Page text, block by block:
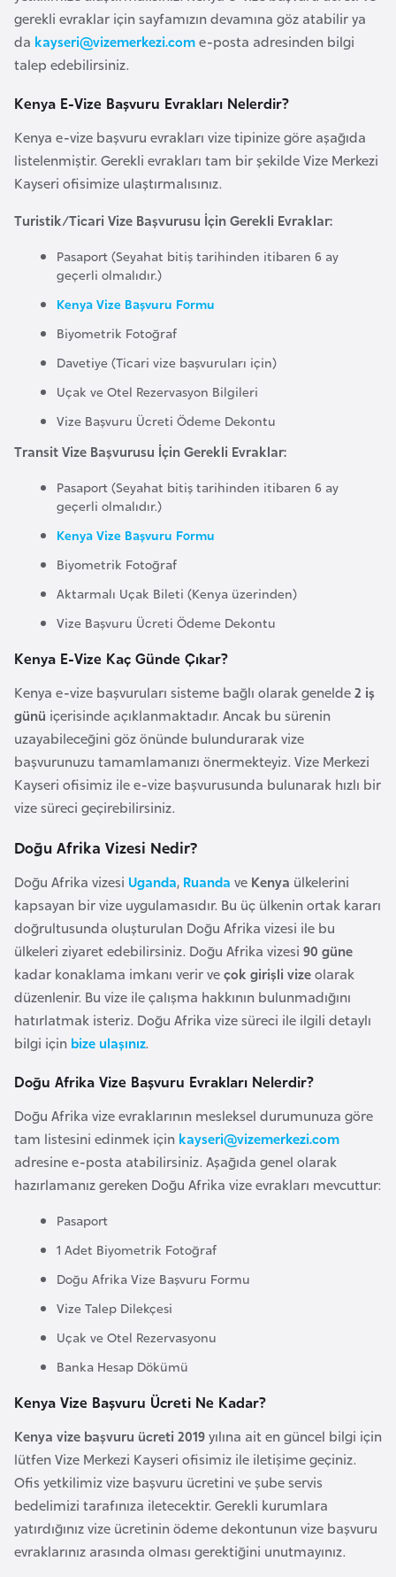
gerekli evraklar için sayfamızın devamına göz atabilir ya
da kayseri@vizemerkezi.come-posta adresinden bilgi
talep edebilirsiniz.
Kenya E-Vize Başvuru Evrakları Nelerdir?
Kenya e-vize başvuru evrakları vize tipinize göre aşağıda
listelenmiştir. Gerekli evrakları tam bir şekilde Vize Merkezi
Kayseri ofisimize ulaştırmalısınız.
Turistik/Ticari Vize Başvurusu İçin Gerekli Evraklar:
Pasaport (Seyahat bitiş tarihinden itibaren 6 ay
geçerli olmalıdır.)
Kenya Vize Başvuru Formu
Biyometrik Fotoğraf
Davetiye (Ticari vize başvuruları için)
Uçak ve Otel Rezervasyon Bilgileri
Vize Başvuru Ücreti Ödeme Dekontu
Transit Vize Başvurusu İçin Gerekli Evraklar:
Pasaport (Seyahat bitiş tarihinden itibaren 6 ay
geçerli olmalıdır.)
Kenya Vize Başvuru Formu
Biyometrik Fotoğraf
Aktarmalı Uçak Bileti (Kenya üzerinden)
Vize Başvuru Ücreti Ödeme Dekontu
Kenya E-Vize Kaç Günde Çıkar?
Kenya e-vize başvuruları sisteme bağlı olarak genelde2 iş
günü içerisinde açıklanmaktadır. Ancak bu sürenin
uzayabileceğini göz önünde bulundurarak vize
başvurunuzu tamamlamanızı önermekteyiz. Vize Merkezi
Kayseri ofisimiz ile e-vize başvurusunda bulunarak hızlı bir
vize süreci geçirebilirsiniz.
Doğu Afrika Vizesi Nedir?
Doğu Afrika vizesi Uganda, Ruanda ve Kenya ülkelerini
kapsayan bir vize uygulamasıdır. Bu üç ülkenin ortak kararı
doğrultusunda oluşturulan Doğu Afrika vizesi ile bu
ülkeleri ziyaret edebilirsiniz. Doğu Afrika vizesi 90 güne
kadar konaklama imkanı verir veçok girişli vizeolarak
düzenlenir. Bu vize ile çalışma hakkının bulunmadığını
hatırlatmak isteriz. Doğu Afrika vize süreci ile ilgili detaylı
bilgi için bize ulaşınız.
Doğu Afrika Vize Başvuru Evrakları Nelerdir?
Doğu Afrika vize evraklarının mesleksel durumunuza göre
tam listesini edinmek için kayseri@vizemerkezi.com
adresine e-posta atabilirsiniz. Aşağıda genel olarak
hazırlamanız gereken Doğu Afrika vize evrakları mevcuttur:
Pasaport
1 Adet Biyometrik Fotoğraf
Doğu Afrika Vize Başvuru Formu
Vize Talep Dilekçesi
Uçak ve Otel Rezervasyonu
Banka Hesap Dökümü
Kenya Vize Başvuru Ücreti Ne Kadar?
Kenya vize başvuru ücreti 2019yılına ait en güncel bilgi için
lütfen Vize Merkezi Kayseri ofisimiz ile iletişime geçiniz.
Ofis yetkilimiz vize başvuru ücretini ve şube servis
bedelimizi tarafınıza iletecektir. Gerekli kurumlara
yatırdığınız vize ücretinin ödeme dekontunun vize başvuru
evraklarınız arasında olması gerektiğini unutmayınız.
l
g
a
i
t
n
s
e
C
u
m
h
u
r
y
e
t
i
C
e
z
a
y
r
C
i
D
a
n
i
m
a